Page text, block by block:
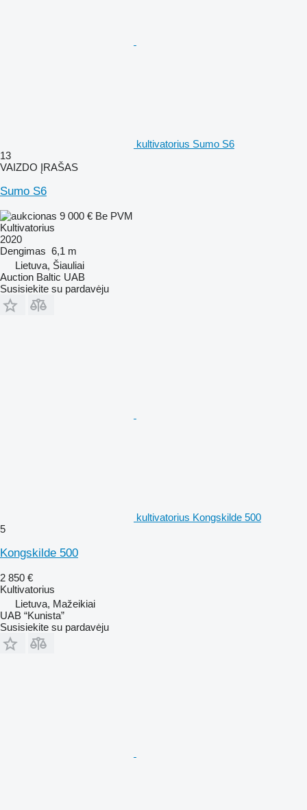
kultivatorius Sumo S6
13
VAIZDO ĮRAŠAS
Sumo S6
9 000 € Be PVM
Kultivatorius
2020
Dengimas 6,1 m
Lietuva, Šiauliai
Auction Baltic UAB
Susisiekite su pardavėju
kultivatorius Kongskilde 500
5
Kongskilde 500
2 850 €
Kultivatorius
Lietuva, Mažeikiai
UAB “Kunista”
Susisiekite su pardavėju